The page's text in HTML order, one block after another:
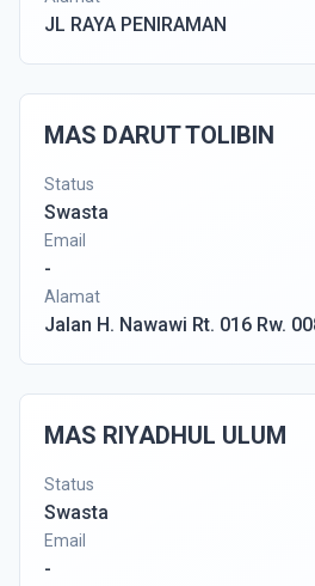
JL RAYA PENIRAMAN
MAS DARUT TOLIBIN
Status
Swasta
Email
-
Alamat
Jalan H. Nawawi Rt. 016 Rw.
MAS RIYADHUL ULUM
Status
Swasta
Email
-